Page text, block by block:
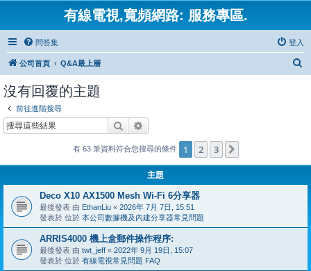
有線電視,寬頻網路: 服務專區.
問答集 登入
公司首頁 Q&A最上層
沒有回覆的主題
前往進階搜尋
搜尋
有 63 筆資料符合您搜尋的條件 1 2 3
主題
Deco X10 AX1500 Mesh Wi-Fi 6分享器
最後發表 由 EthanLiu « 2026年 7月 7日, 15:51
發表於 位於 本公司數據機及內建分享器常見問題
ARRIS4000 機上盒郵件操作程序:
最後發表 由 twt_jeff « 2022年 9月 19日, 15:07
發表於 位於 有線電視常見問題 FAQ